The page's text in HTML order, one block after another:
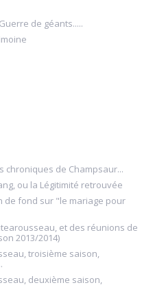
de géants.....
de Champsaur...
ou la Légitimité retrouvée
de fond sur "le mariage pour
et des réunions de
2013/2014)
troisième saison,
deuxième saison,